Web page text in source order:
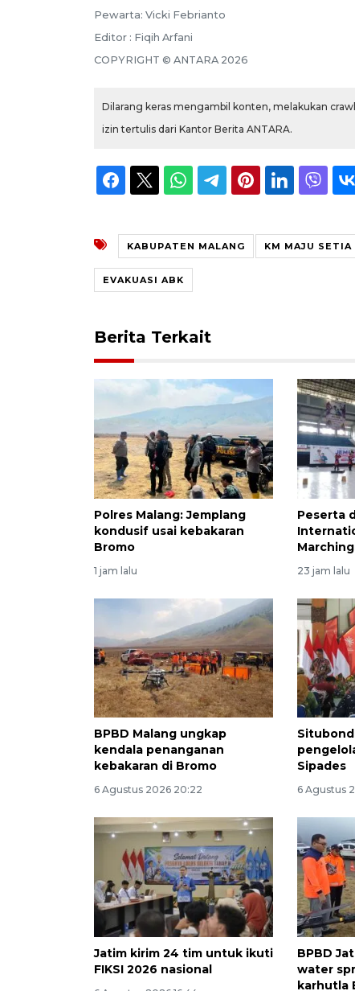
Pewarta: Vicki Febrianto
Editor : Fiqih Arfani
COPYRIGHT © ANTARA 2026
Dilarang keras mengambil konten, melakukan
izin tertulis dari Kantor Berita ANTARA.
KABUPATEN MALANG KM MAJU SETIA
EVAKUASI ABK
Berita Terkait
Polres Malang: Jemplang
kondusif usai kebakaran
Bromo
1 jam lalu
Peserta
23 jam lalu
BPBD Malang ungkap
kendala penanganan
kebakaran di Bromo
6 Agustus 2026 20:22
Sipades
6 Agustus
Jatim kirim 24 tim untuk ikuti
FIKSI 2026 nasional
BPBD
water
karhutla